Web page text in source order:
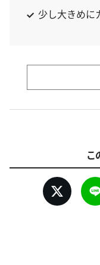
少し大きめに
こ